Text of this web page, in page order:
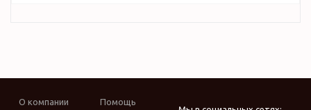
О компании Помощь